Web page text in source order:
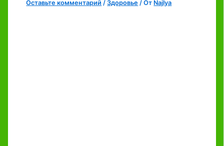
Оставьте комментарий /Здоровье / От Najlya